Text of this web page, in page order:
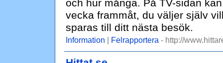
och hur många. På TV-sidan
vecka frammåt, du väljer själv
sparas till ditt nästa besök.
Information | Felrapportera - http://